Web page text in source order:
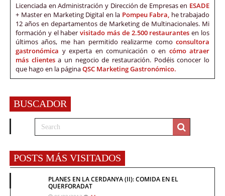
Licenciada en Administración y Dirección de Empresas en ESADE
+ Master en Marketing Digital en la Pompeu Fabra, he trabajado
12 años en departamentos de Marketing de Multinacionales. Mi
formación y el habervisitado más de 2.500 restaurantes en los
últimos años, me han permitido realizarme como consultora
gastronómica y experta en comunicación o en cómo atraer
más clientes a un negocio de restauración. Podéis conocer lo
que hago en la páginaQSC Marketing Gastronómico.
BUSCADOR
POSTS MÁS VISITADOS
PLANES EN LA CERDANYA (II): COMIDA EN EL
QUERFORADAT